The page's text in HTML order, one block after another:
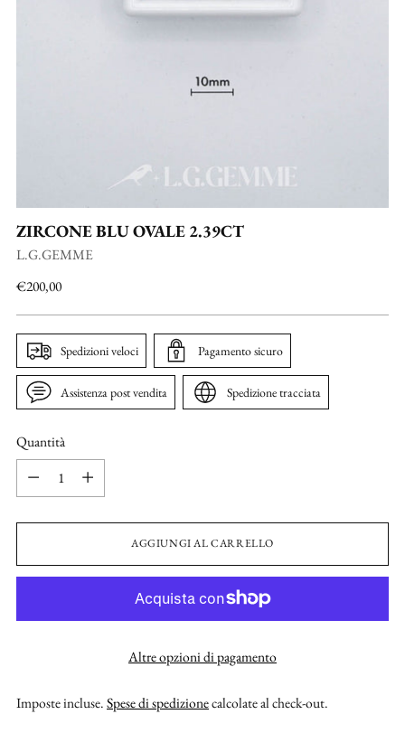
ZIRCONE BLU OVALE 2.39CT
L.G.GEMME
Prezzo
€200,00
Spedizioni veloci Pagamento sicuro
Assistenza post vendita Spedizione tracciata
Quantità
Quantità
AGGIUNGI AL CARRELLO
Altre opzioni di pagamento
Imposte incluse.Spese di spedizionecalcolate al check-out.